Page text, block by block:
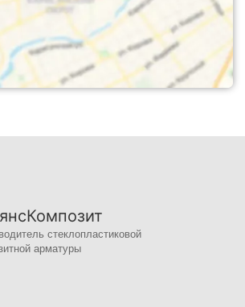
стеклопластиковой
арматуры